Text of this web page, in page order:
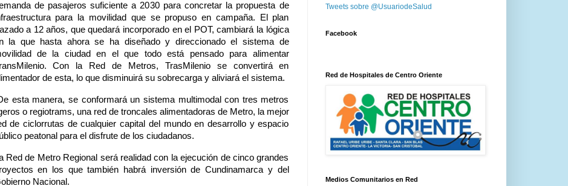
de pasajeros suficiente a 2030 para concretar la propuesta de
para la movilidad que se propuso en campaña. El plan
a 12 años, que quedará incorporado en el POT, cambiará la lógica
la que hasta ahora se ha diseñado y direccionado el sistema de
de la ciudad en el que todo está pensado para alimentar
Con la Red de Metros, TrasMilenio se convertirá en
de esta, lo que disminuirá su sobrecarga y aliviará el sistema.
esta manera, se conformará un sistema multimodal con tres metros
o regiotrams, una red de troncales alimentadoras de Metro, la mejor
de ciclorrutas de cualquier capital del mundo en desarrollo y espacio
peatonal para el disfrute de los ciudadanos.
Red de Metro Regional será realidad con la ejecución de cinco grandes
en los que también habrá inversión de Cundinamarca y del
Nacional.
Tweets sobre @UsuariodeSalud
Facebook
Red de Hospitales de Centro Oriente
Medios Comunitarios en Red